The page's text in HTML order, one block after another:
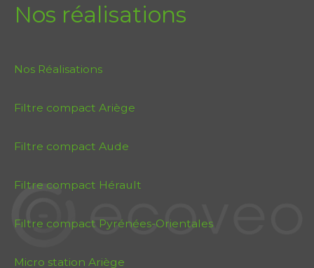
Nos réalisations
Nos Réalisations
Filtre compact Ariège
Filtre compact Aude
Filtre compact Hérault
Filtre compact Pyrénées-Orientales
Micro station Ariège